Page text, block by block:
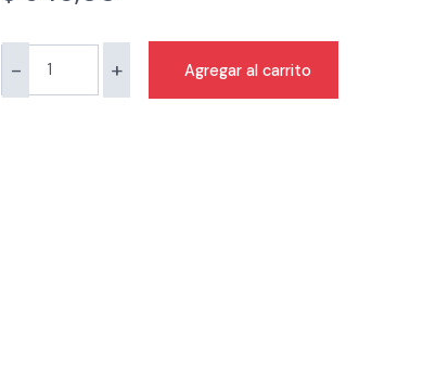
- + Agregar al carrito